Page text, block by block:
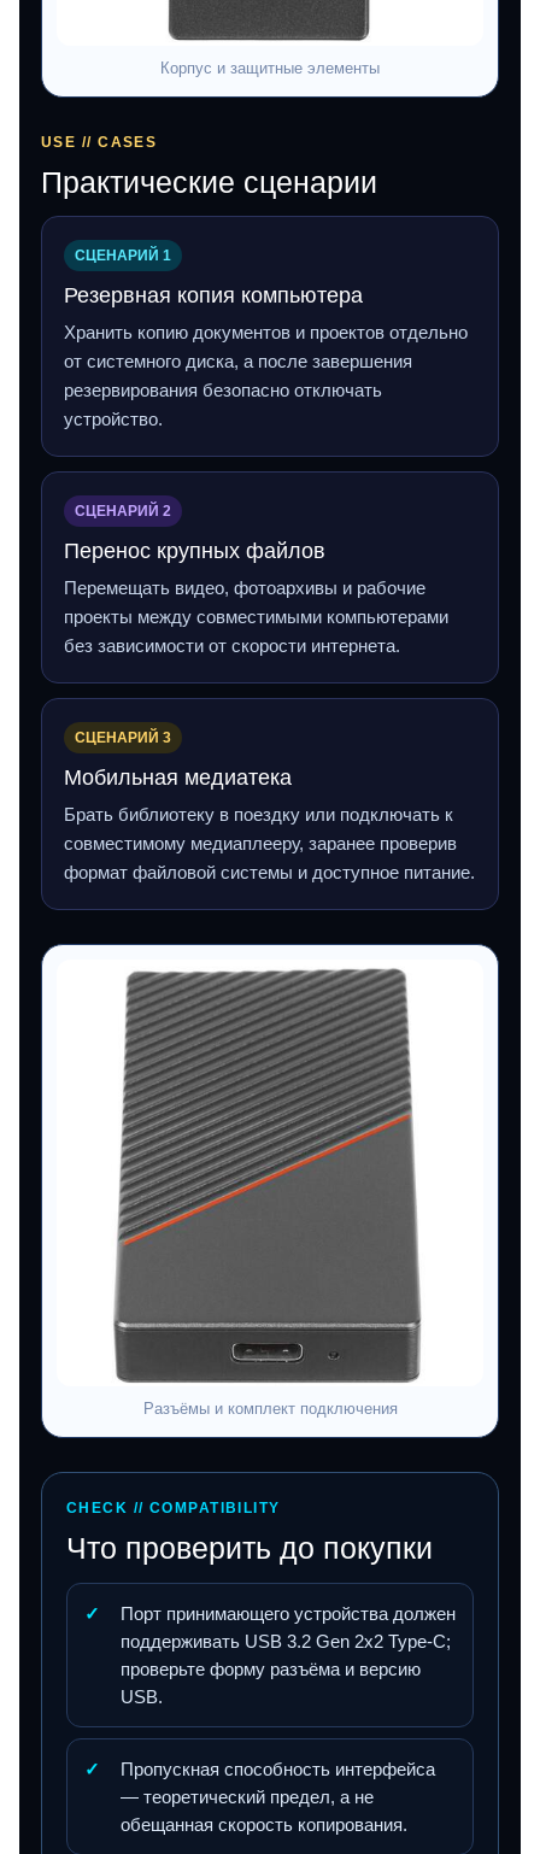
Корпус и защитные элементы
USE // CASES
Практические сценарии
СЦЕНАРИЙ 1
Резервная копия компьютера
Хранить копию документов и проектов отдельно
от системного диска, а после завершения
резервирования безопасно отключать
устройство.
СЦЕНАРИЙ 2
Перенос крупных файлов
Перемещать видео, фотоархивы и рабочие
проекты между совместимыми компьютерами
без зависимости от скорости интернета.
СЦЕНАРИЙ 3
Мобильная медиатека
Брать библиотеку в поездку или подключать к
совместимому медиаплееру, заранее проверив
формат файловой системы и доступное питание.
Разъёмы и комплект подключения
CHECK // COMPATIBILITY
Что проверить до покупки
✓
Порт принимающего устройства должен
поддерживать USB 3.2 Gen 2x2 Type-C;
проверьте форму разъёма и версию
USB.
✓
Пропускная способность интерфейса
— теоретический предел, а не
обещанная скорость копирования.